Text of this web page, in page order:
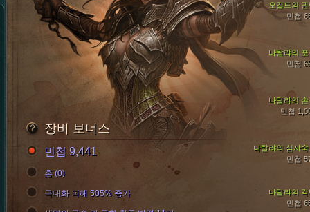
나탈랴의 포
민첩
나탈랴의 손
민첩
오길드의 권
민첩
나탈랴의 각
민첩
나탈랴의 심사숙
민첩
장비 보너스
민첩 9,441
홈 (0)
극대화 피해 505% 증가